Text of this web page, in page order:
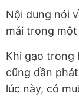
Nội dung nói
mái trong một
Khi gạo trong
cũng dần
lúc này, có